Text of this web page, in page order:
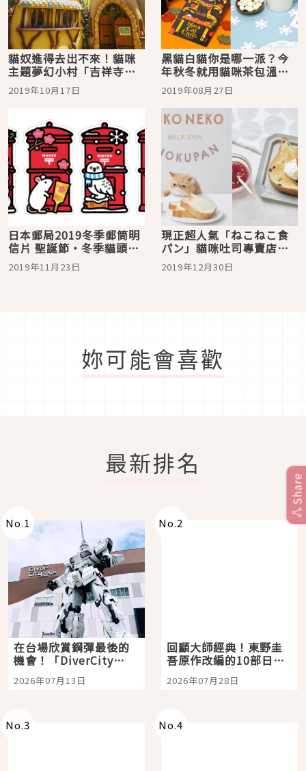
貓奴進得去出不來！貓咪
主題夢幻小村「吉祥寺
Petit村」
2019年10月17日
黑貓白貓你是哪一派？今
年秋冬就用貓咪茶包溫暖
你的心
2019年08月27日
日本郵局2019冬季郵筒明
信片 聖誕節・冬季貓頭
鷹・合格・鼠年
2019年11月23日
現正超人氣「ねこねこ食
パン」貓咪吐司專賣店美
味萌度早已爆表！
2019年12月30日
妳可能會喜歡
最新排名
No.1
在台場欣賞鋼彈最後的
機會！「DiverCity
Tokyo Plaza」搭船、
購物、美食及夜景，一
2026年07月13日
No.2
回顧大師經典！東野圭
吾原作改編的10部日本
影視作品推薦
2026年07月28日
No.3 No.4
Share